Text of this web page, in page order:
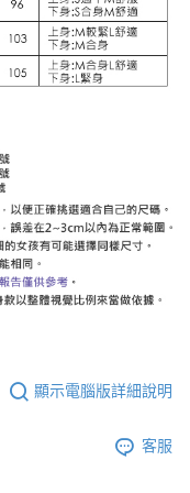
顯示電腦版詳細說明
客服